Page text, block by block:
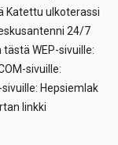
Katettu ulkoterassi
24/7
WEP-sivuille:
sivuille:
Hepsiemlak
linkki